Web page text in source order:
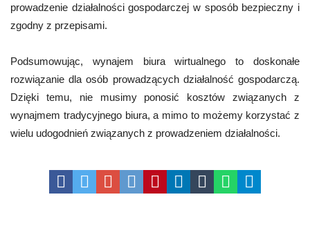
prowadzenie działalności gospodarczej w sposób bezpieczny i
zgodny z przepisami.
Podsumowując, wynajem biura wirtualnego to doskonałe
rozwiązanie dla osób prowadzących działalność gospodarczą.
Dzięki temu, nie musimy ponosić kosztów związanych z
wynajmem tradycyjnego biura, a mimo to możemy korzystać z
wielu udogodnień związanych z prowadzeniem działalności.